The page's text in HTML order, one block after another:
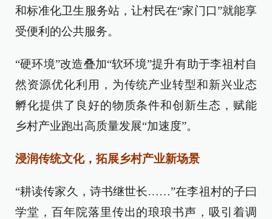
和标准化卫生服务站，让村民在“家门口”就能享
受便利的公共服务。
“硬环境”改造叠加“软环境”提升有助于李祖村自
然资源优化利用，为传统产业转型和新兴业态
孵化提供了良好的物质条件和创新生态，赋能
乡村产业跑出高质量发展“加速度”。
浸润传统文化，拓展乡村产业新场景
“耕读传家久，诗书继世长……”在李祖村的子曰
学堂，百年院落里传出的琅琅书声，吸引着调